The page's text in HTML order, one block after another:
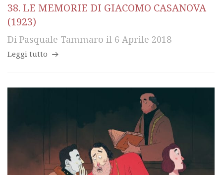
38. LE MEMORIE DI GIACOMO CASANOVA
(1923)
Di Pasquale Tammaro il 6 Aprile 2018
Leggi tutto